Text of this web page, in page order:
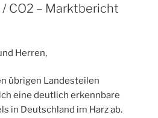
CO2 – Marktbericht
Herren,
übrigen Landesteilen
eine deutlich erkennbare
in Deutschland im Harz ab.